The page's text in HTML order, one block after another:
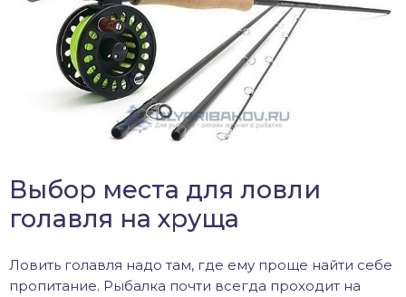
Выбор места для ловли
голавля на хруща
Ловить голавля надо там, где ему проще найти себе
пропитание. Рыбалка почти всегда проходит на